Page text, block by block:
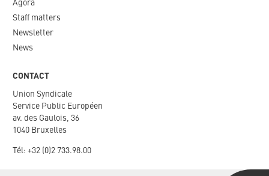
Agora
Staff matters
Newsletter​
News
CONTACT
Union Syndicale
Service Public Européen
av. des Gaulois, 36
1040 Bruxelles
Tél: +32 (0)2 733.98.00